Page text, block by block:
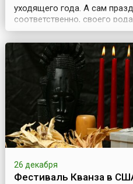
уходящего года. А сам
соответственно, своего
когда все старое,
оставить в прошлом и
хорошему.Надо сказать,
многих народов и свои
26 декабря
Фестиваль Кванза в